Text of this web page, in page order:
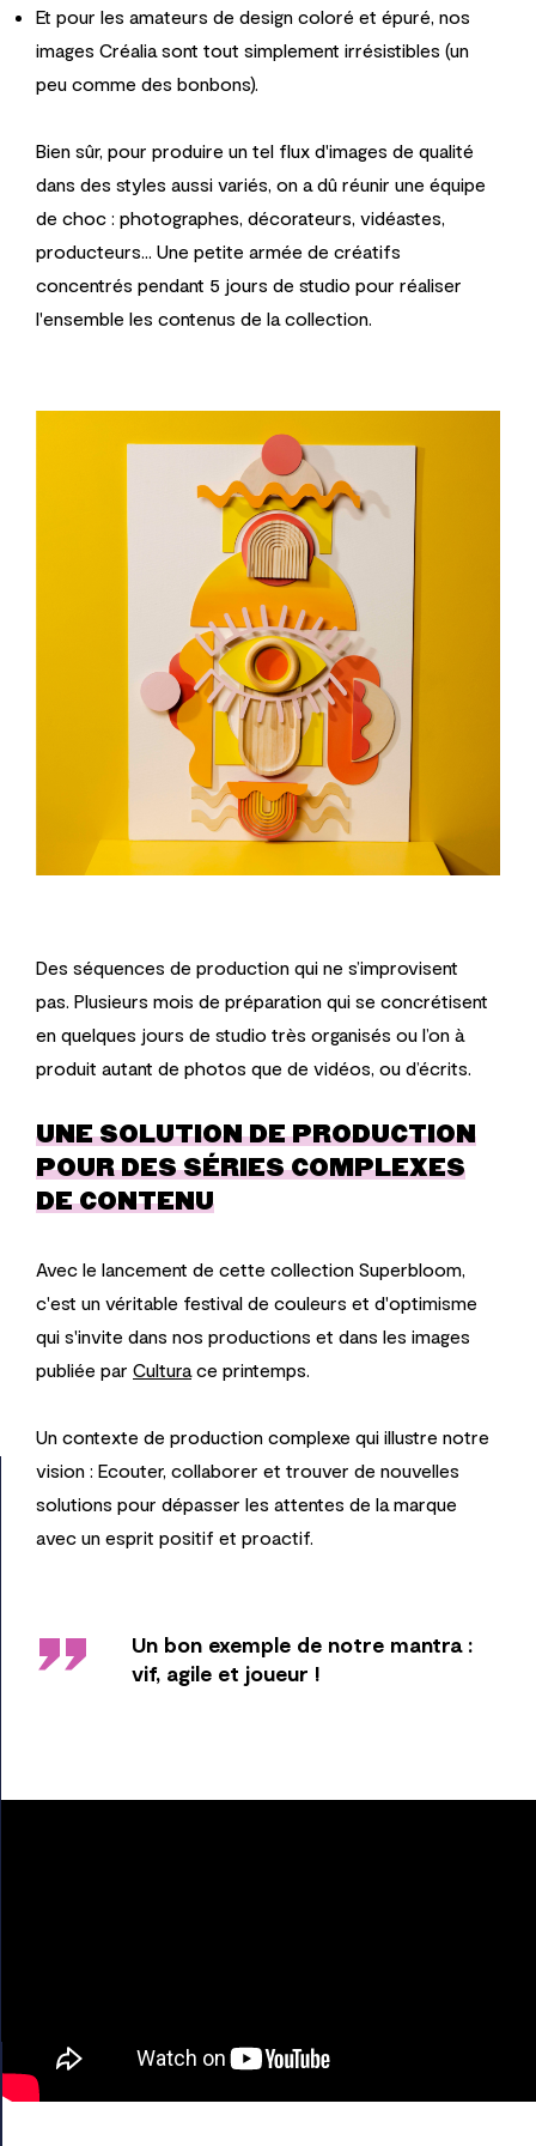
Et pour les amateurs de design coloré et épuré, nos
images Créalia sont tout simplement irrésistibles (un
peu comme des bonbons).
Bien sûr, pour produire un tel flux d'images de qualité
dans des styles aussi variés, on a dû réunir une équipe
de choc : photographes, décorateurs, vidéastes,
producteurs... Une petite armée de créatifs
concentrés pendant 5 jours de studio pour réaliser
l'ensemble les contenus de la collection.
Des séquences de production qui ne s’improvisent
pas. Plusieurs mois de préparation qui se concrétisent
en quelques jours de studio très organisés ou l’on à
produit autant de photos que de vidéos, ou d’écrits.
UNE SOLUTION DE PRODUCTION
POUR DES SÉRIES COMPLEXES
DE CONTENU
Avec le lancement de cette collection Superbloom,
c'est un véritable festival de couleurs et d'optimisme
qui s'invite dans nos productions et dans les images
publiée par Culturace printemps.
Un contexte de production complexe qui illustre notre
vision : Ecouter, collaborer et trouver de nouvelles
solutions pour dépasser les attentes de la marque
avec un esprit positif et proactif.
''
Un bon exemple de notre mantra :
vif, agile et joueur !